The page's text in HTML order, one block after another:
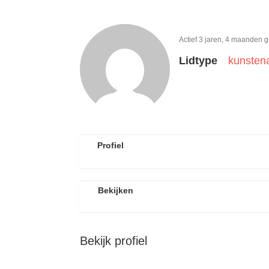
Actief 3 jaren, 4 maanden
Lidtype
Profiel
Bekijken
Bekijk profiel